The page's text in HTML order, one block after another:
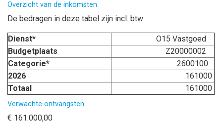
Overzicht van de inkomsten
De bedragen in deze tabel zijn incl. btw
Dienst*
O15 Vastgoed
Budgetplaats
Z20000002
Categorie*
2600100
2026
161000
Totaal
161000
Verwachte ontvangsten
€ 161.000,00